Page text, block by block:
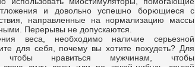
и довольно успешно борющиеся с
направленные на нормализацию массы
Перерывы не допускаются.
веса, необходимо наличие серьезной
для себя, почему вы хотите похудеть? Для
чтобы нравиться мужчинам, чтобы